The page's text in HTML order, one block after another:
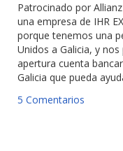
Patrocinado por
una empresa de IHR
porque tenemos una
Unidos a Galicia, y
apertura cuenta
Galicia que pueda
5 Comentarios